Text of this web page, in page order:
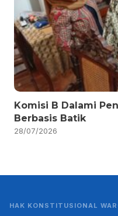
Komisi B Dalami
Berbasis Batik
28/07/2026
HAK KONSTITUSIONAL